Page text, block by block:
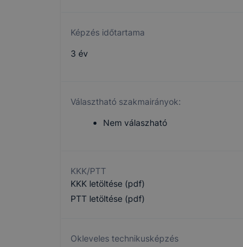
Képzés időtartama
3 év
Választható szakmairányok:
Nem válaszható
KKK/PTT
KKK letöltése (pdf)
PTT letöltése (pdf)
Okleveles technikusképzés